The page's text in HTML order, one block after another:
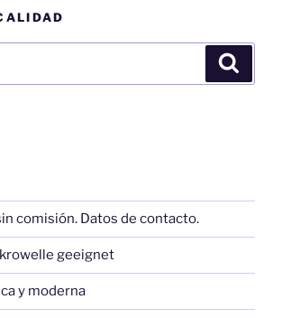
comisión. Datos de contacto.
geeignet
y moderna